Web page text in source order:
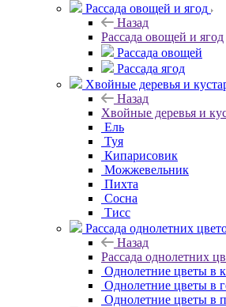
Рассада овощей и ягод
Назад
Рассада овощей и ягод
Рассада овощей
Рассада ягод
Хвойные деревья и
Назад
Хвойные деревья и
Ель
Туя
Кипарисовик
Можжевельник
Пихта
Сосна
Тисc
Рассада однолетних
Назад
Рассада однолетних
Однолетние цветы в
Однолетние цветы в
Однолетние цветы в